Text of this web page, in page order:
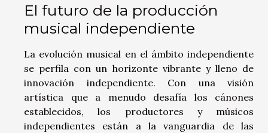
El futuro de la producción
musical independiente
La evolución musical en el ámbito independiente
se perfila con un horizonte vibrante y lleno de
innovación independiente. Con una visión
artística que a menudo desafía los cánones
establecidos, los productores y músicos
independientes están a la vanguardia de las